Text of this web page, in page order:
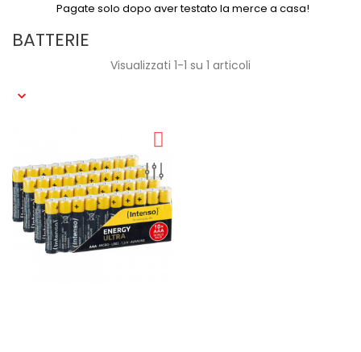
Pagate solo dopo aver testato la merce a casa!
BATTERIE
Visualizzati 1-1 su 1 articoli